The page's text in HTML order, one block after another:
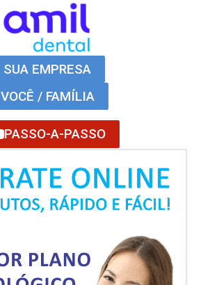
SUA EMPRESA
VOCÊ / FAMÍLIA
PASSO-A-PASSO